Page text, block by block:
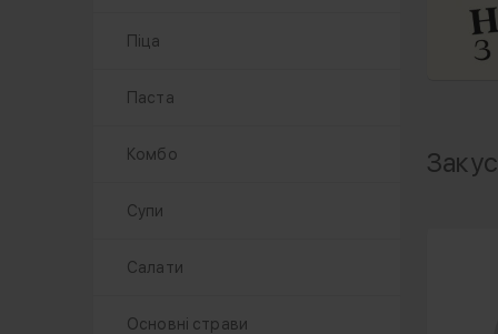
Піца
Паста
Комбо
Супи
Салати
Основні страви